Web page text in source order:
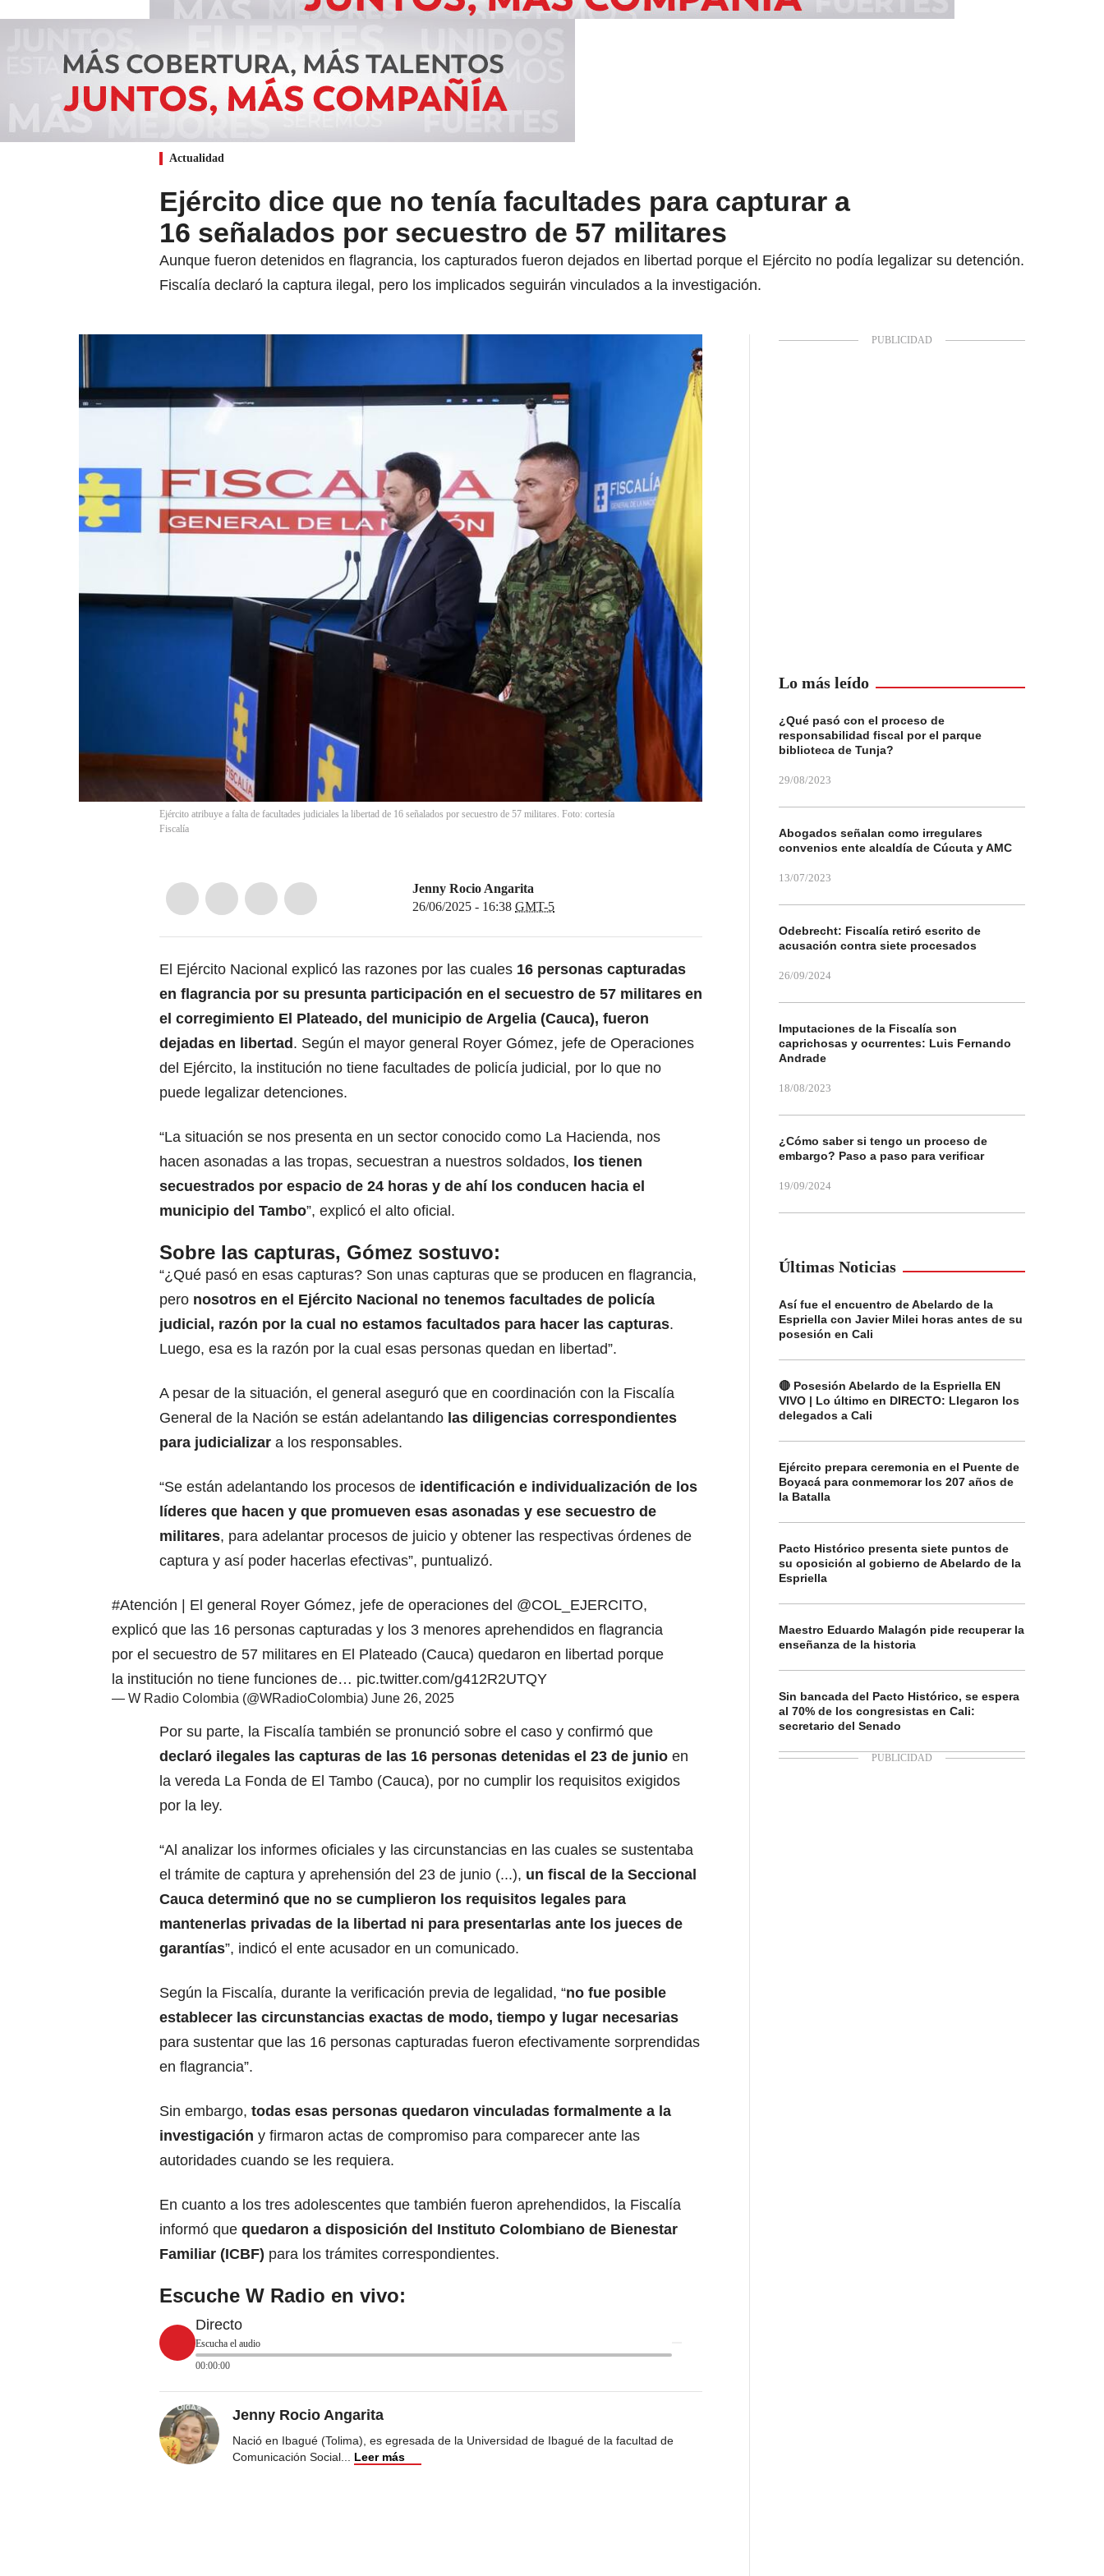
Actualidad
Ejército dice que no tenía facultades para capturar a
16 señalados por secuestro de 57 militares
Aunque fueron detenidos en flagrancia, los capturados fueron dejados en libertad porque el Ejército no podía legalizar su detención.
Fiscalía declaró la captura ilegal, pero los implicados seguirán vinculados a la investigación.
Ejército atribuye a falta de facultades judiciales la libertad de 16 señalados por secuestro de 57 militares. Foto: cortesía
Fiscalía
Jenny Rocio Angarita
26/06/2025 - 16:38 GMT-5
El Ejército Nacional explicó las razones por las cuales 16 personas capturadas
en flagrancia por su presunta participación en el secuestro de 57 militares en
el corregimiento El Plateado, del municipio de Argelia (Cauca), fueron
dejadas en libertad . Según el mayor general Royer Gómez, jefe de Operaciones
del Ejército, la institución no tiene facultades de policía judicial, por lo que no
puede legalizar detenciones.
“La situación se nos presenta en un sector conocido como La Hacienda, nos
hacen asonadas a las tropas, secuestran a nuestros soldados, los tienen
secuestrados por espacio de 24 horas y de ahí los conducen hacia el
municipio del Tambo”, explicó el alto oficial.
Sobre las capturas, Gómez sostuvo:
“¿Qué pasó en esas capturas? Son unas capturas que se producen en flagrancia,
pero nosotros en el Ejército Nacional no tenemos facultades de policía
judicial, razón por la cual no estamos facultados para hacer las capturas.
Luego, esa es la razón por la cual esas personas quedan en libertad”.
A pesar de la situación, el general aseguró que en coordinación con la Fiscalía
General de la Nación se están adelantando las diligencias correspondientes
para judicializar a los responsables.
“Se están adelantando los procesos de identificación e individualización de los
líderes que hacen y que promueven esas asonadas y ese secuestro de
militares, para adelantar procesos de juicio y obtener las respectivas órdenes de
captura y así poder hacerlas efectivas”, puntualizó.
#Atención | El general Royer Gómez, jefe de operaciones del @COL_EJERCITO,
explicó que las 16 personas capturadas y los 3 menores aprehendidos en flagrancia
por el secuestro de 57 militares en El Plateado (Cauca) quedaron en libertad porque
la institución no tiene funciones de… pic.twitter.com/g412R2UTQY
— W Radio Colombia (@WRadioColombia) June 26, 2025
Por su parte, la Fiscalía también se pronunció sobre el caso y confirmó que
declaró ilegales las capturas de las 16 personas detenidas el 23 de junio en
la vereda La Fonda de El Tambo (Cauca), por no cumplir los requisitos exigidos
por la ley.
“Al analizar los informes oficiales y las circunstancias en las cuales se sustentaba
el trámite de captura y aprehensión del 23 de junio (...), un fiscal de la Seccional
Cauca determinó que no se cumplieron los requisitos legales para
mantenerlas privadas de la libertad ni para presentarlas ante los jueces de
garantías”, indicó el ente acusador en un comunicado.
Según la Fiscalía, durante la verificación previa de legalidad, “no fue posible
establecer las circunstancias exactas de modo, tiempo y lugar necesarias
para sustentar que las 16 personas capturadas fueron efectivamente sorprendidas
en flagrancia”.
Sin embargo, todas esas personas quedaron vinculadas formalmente a la
investigación y firmaron actas de compromiso para comparecer ante las
autoridades cuando se les requiera.
En cuanto a los tres adolescentes que también fueron aprehendidos, la Fiscalía
informó que quedaron a disposición del Instituto Colombiano de Bienestar
Familiar (ICBF) para los trámites correspondientes.
Escuche W Radio en vivo:
Directo
Escucha el audio
00:00:00
Jenny Rocio Angarita
Nació en Ibagué (Tolima), es egresada de la Universidad de Ibagué de la facultad de
Comunicación Social... Leer más
Lo más leído
¿Qué pasó con el proceso de
responsabilidad fiscal por el parque
biblioteca de Tunja?
29/08/2023
Abogados señalan como irregulares
convenios ente alcaldía de Cúcuta y AMC
13/07/2023
Odebrecht: Fiscalía retiró escrito de
acusación contra siete procesados
26/09/2024
Imputaciones de la Fiscalía son
caprichosas y ocurrentes: Luis Fernando
Andrade
18/08/2023
¿Cómo saber si tengo un proceso de
embargo? Paso a paso para verificar
19/09/2024
Últimas Noticias
Así fue el encuentro de Abelardo de la
Espriella con Javier Milei horas antes de su
posesión en Cali
🔴 Posesión Abelardo de la Espriella EN
VIVO | Lo último en DIRECTO: Llegaron los
delegados a Cali
Ejército prepara ceremonia en el Puente de
Boyacá para conmemorar los 207 años de
la Batalla
Pacto Histórico presenta siete puntos de
su oposición al gobierno de Abelardo de la
Espriella
Maestro Eduardo Malagón pide recuperar la
enseñanza de la historia
Sin bancada del Pacto Histórico, se espera
al 70% de los congresistas en Cali:
secretario del Senado